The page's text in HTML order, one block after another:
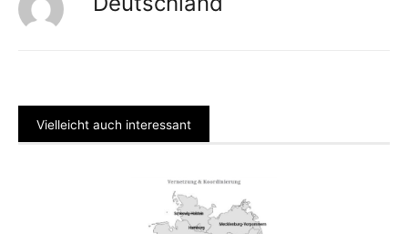
Vielleicht auch interessant